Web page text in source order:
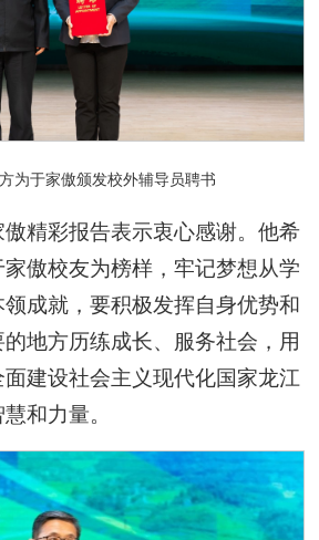
为于家傲颁发校外辅导员聘书
精彩报告表示衷心感谢。他希
傲校友为榜样，牢记梦想从学
成就，要积极发挥自身优势和
地方历练成长、服务社会，用
建设社会主义现代化国家龙江
和力量。